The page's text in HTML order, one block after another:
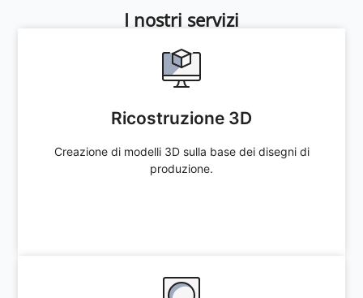
I nostri servizi
Ricostruzione 3D
Creazione di modelli 3D sulla base dei disegni di
produzione.
Ricostruzione 3D
Creazione di modelli 3D sulla base dei disegni di